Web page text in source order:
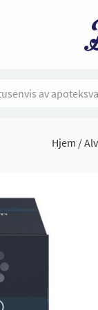
Hjem